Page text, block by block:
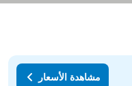
مشاهدة الأسعار